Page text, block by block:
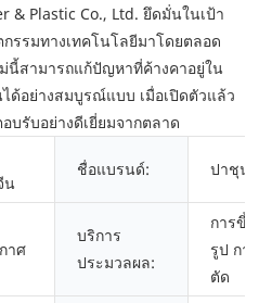
& Plastic Co., Ltd. ยึดมั่นในเป้า
รรมทางเทคโนโลยีมาโดยตลอด
สามารถแก้ปัญหาที่ค้างคาอยู่ใน
ด้อย่างสมบูรณ์แบบ เมื่อเปิดตัวแล้ว
รับอย่างดีเยี่ยมจากตลาด
น
ชื่อแบรนด์: ปาชุน
าศ
บริการ
ประมวลผล:
การขึ้น
รูป การ
ตัด